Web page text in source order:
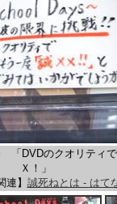
「DVDのクオリティ
Ｘ！」
】 誠死ねとは - はて